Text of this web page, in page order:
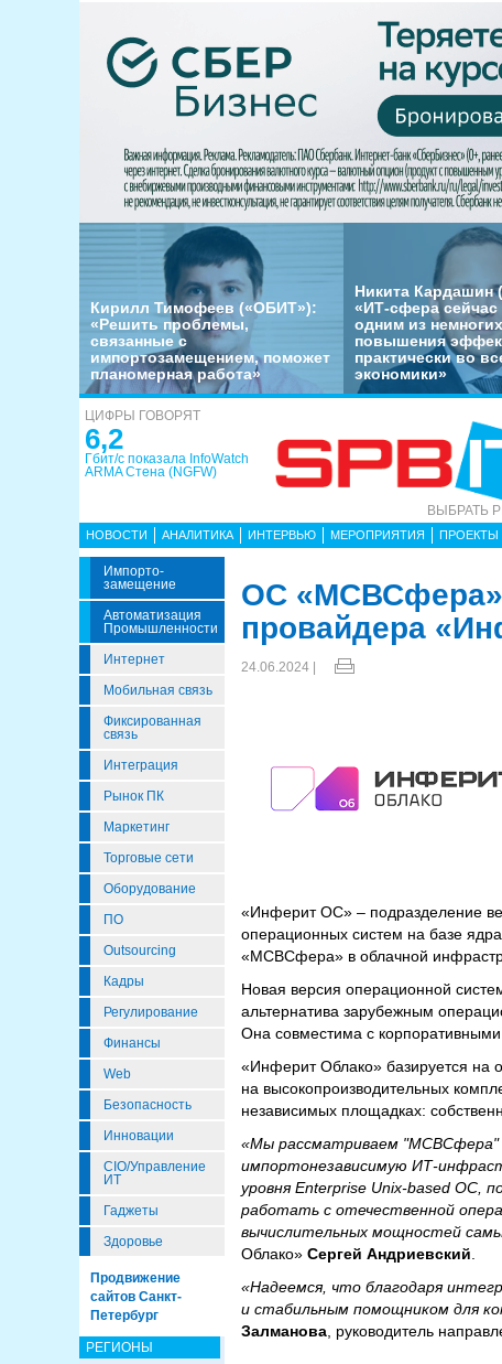
Кирилл Тимофеев («ОБИТ»):
«Решить проблемы,
связанные с
импортозамещением, поможет
планомерная работа»
Никита Кардашин
«ИТ-сфера сейчас
одним из
повышения
практически во
экономики»
ЦИФРЫ ГОВОРЯТ
6,2
Гбит/с показала InfoWatch
ARMA Стена (NGFW)
ВЫБРАТЬ
НОВОСТИ АНАЛИТИКА ИНТЕРВЬЮ МЕРОПРИЯТИЯ ПРОЕКТЫ
Импорто­
Замещение
Автоматизация
Промышленности
Интернет
Мобильная связь
Фиксированная
связь
Интеграция
Рынок ПК
Маркетинг
Торговые сети
Оборудование
ПО
Outsourcing
Кадры
Регулирование
Финансы
Web
Безопасность
Инновации
CIO/Управление
ИТ
Гаджеты
Здоровье
Продвижение
сайтов Санкт-
Петербург
РЕГИОНЫ
ОС «МСВСфера»
провайдера
24.06.2024 |
«Инферит ОС» – подразделение
операционных систем на базе
«МСВСфера» в облачной
Новая версия операционной
альтернатива зарубежным
Она совместима с
«Инферит Облако» базируется на
на высокопроизводительных
независимых площадках:
«Мы рассматриваем "МСВСфера"
импортонезависимую ИТ-
уровня Enterprise Unix-based
работать с отечественной
вычислительных мощностей
Облако» Сергей Андриевский
«Надеемся, что благодаря
и стабильным помощником для
Залманова , руководитель